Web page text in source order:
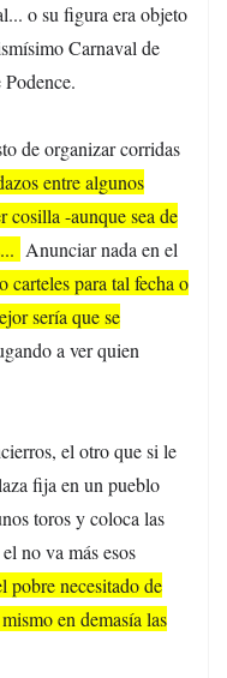
o su figura era objeto
Carnaval de
de organizar corridas
entre algunos
cosilla -aunque sea de
Anunciar nada en el
carteles para tal fecha o
sería que se
a ver quien
el otro que si le
fija en un pueblo
toros y coloca las
no va más esos
pobre necesitado de
en demasía las